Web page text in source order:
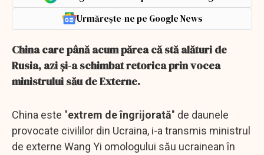
Urmărește-ne pe Google News
China care până acum părea că stă alături de
Rusia, azi și-a schimbat retorica prin vocea
ministrului său de Externe.
China este "extrem de îngrijorată" de daunele
provocate civililor din Ucraina, i-a transmis ministrul
de externe Wang Yi omologului său ucrainean în